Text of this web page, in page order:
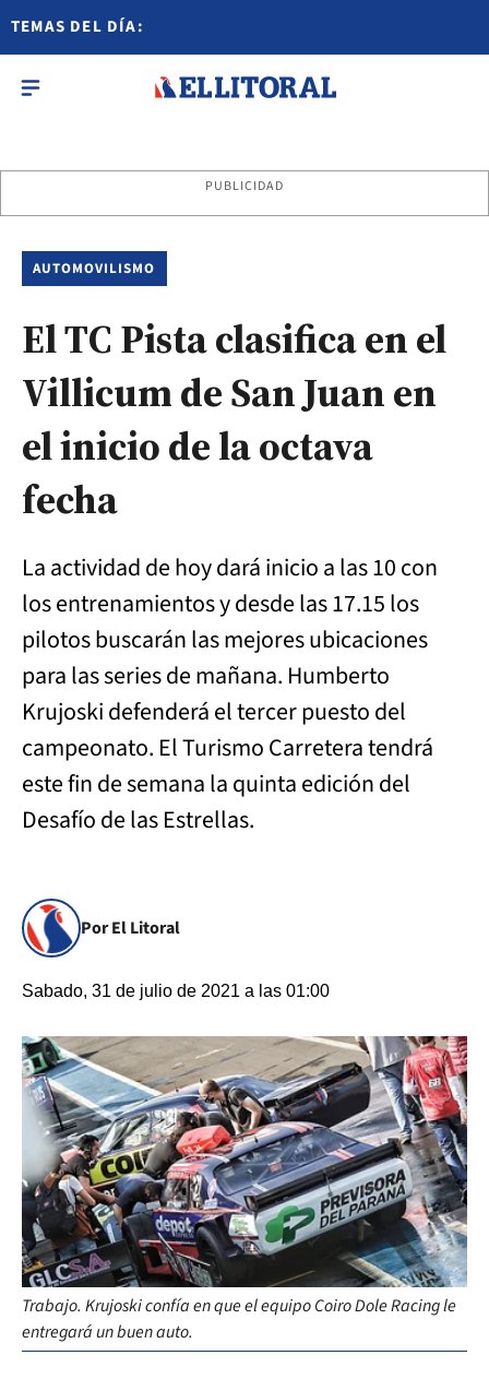
TEMAS DEL DÍA:
PUBLICIDAD
AUTOMOVILISMO
El TC Pista clasifica en el
Villicum de San Juan en
el inicio de la octava
fecha
La actividad de hoy dará inicio a las 10 con
los entrenamientos y desde las 17.15 los
pilotos buscarán las mejores ubicaciones
para las series de mañana. Humberto
Krujoski defenderá el tercer puesto del
campeonato. El Turismo Carretera tendrá
este fin de semana la quinta edición del
Desafío de las Estrellas.
Por El Litoral
Sabado, 31 de julio de 2021 a las 01:00
Trabajo. Krujoski confía en que el equipo Coiro Dole Racing le
entregará un buen auto.